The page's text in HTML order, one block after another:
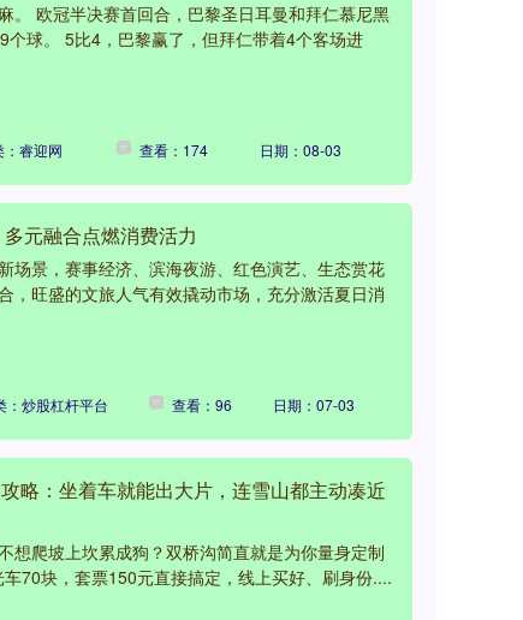
。 欧冠半决赛首回合，巴黎圣日耳曼和拜仁慕尼黑
球。 5比4，巴黎赢了，但拜仁带着4个客场进
：睿迎网 查看：174 日期：08-03
元融合点燃消费活力
场景，赛事经济、滨海夜游、红色演艺、生态赏花
，旺盛的文旅人气有效撬动市场，充分激活夏日消
：炒股杠杆平台 查看：96 日期：07-03
略：坐着车就能出大片，连雪山都主动凑近
想爬坡上坎累成狗？双桥沟简直就是为你量身定制
70块，套票150元直接搞定，线上买好、刷身份....